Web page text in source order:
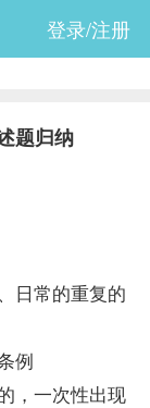
登录/注册
题归纳
日常的重复的
例
，一次性出现